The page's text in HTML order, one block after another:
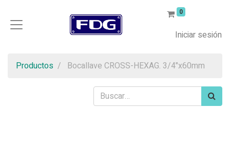
0
Iniciar sesión
Productos Bocallave CROSS-HEXAG. 3/4"x60mm